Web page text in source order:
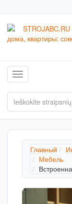
Toggle navigation
Главный
Мебель